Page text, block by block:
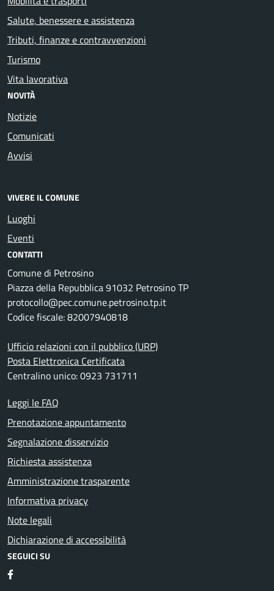
Salute, benessere e assistenza
Tributi, finanze e contravvenzioni
Turismo
Vita lavorativa
NOVITÀ
Notizie
Comunicati
Avvisi
VIVERE IL COMUNE
Luoghi
Eventi
CONTATTI
Comune di Petrosino
Piazza della Repubblica 91032 Petrosino TP
protocollo@pec.comune.petrosino.tp.it
Codice fiscale: 82007940818
Ufficio relazioni con il pubblico (URP)
Posta Elettronica Certificata
Centralino unico: 0923 731711
Leggi le FAQ
Prenotazione appuntamento
Segnalazione disservizio
Richiesta assistenza
Amministrazione trasparente
Informativa privacy
Note legali
Dichiarazione di accessibilità
SEGUICI SU
Facebook